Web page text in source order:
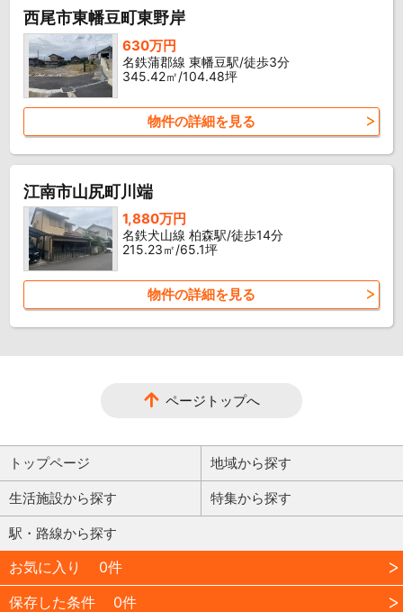
西尾市東幡豆町東野岸
630万円
名鉄蒲郡線 東幡豆駅/徒歩3分
345.42㎡/104.48坪
物件の詳細を見る
江南市山尻町川端
1,880万円
名鉄犬山線 柏森駅/徒歩14分
215.23㎡/65.1坪
物件の詳細を見る
ページトップへ
トップページ 地域から探す
生活施設から探す 特集から探す
駅・路線から探す
お気に入り
0件
保存した条件
0件